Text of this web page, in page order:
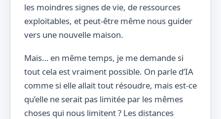
les moindres signes de vie, de ressources
exploitables, et peut-être même nous guider
vers une nouvelle maison.
Mais… en même temps, je me demande si
tout cela est vraiment possible. On parle d’IA
comme si elle allait tout résoudre, mais est-ce
qu’elle ne serait pas limitée par les mêmes
choses qui nous limitent ? Les distances